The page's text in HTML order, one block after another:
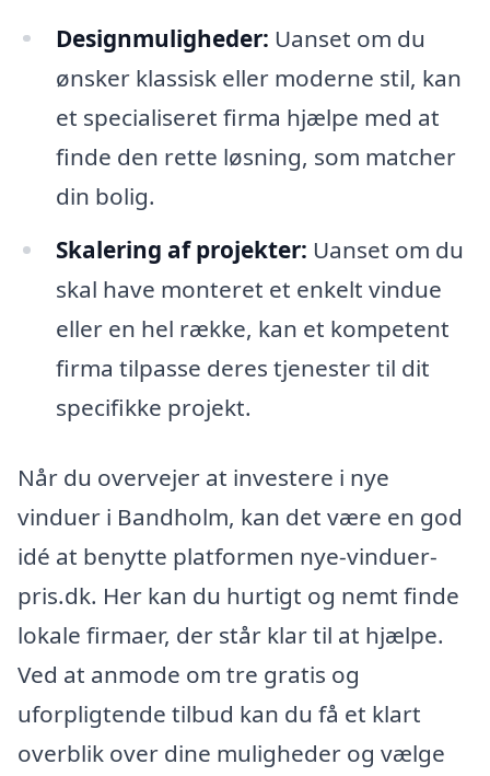
Designmuligheder: Uanset om du
ønsker klassisk eller moderne stil, kan
et specialiseret firma hjælpe med at
finde den rette løsning, som matcher
din bolig.
Skalering af projekter: Uanset om du
skal have monteret et enkelt vindue
eller en hel række, kan et kompetent
firma tilpasse deres tjenester til dit
specifikke projekt.
Når du overvejer at investere i nye
vinduer i Bandholm, kan det være en god
idé at benytte platformen nye-vinduer-
pris.dk. Her kan du hurtigt og nemt finde
lokale firmaer, der står klar til at hjælpe.
Ved at anmode om tre gratis og
uforpligtende tilbud kan du få et klart
overblik over dine muligheder og vælge